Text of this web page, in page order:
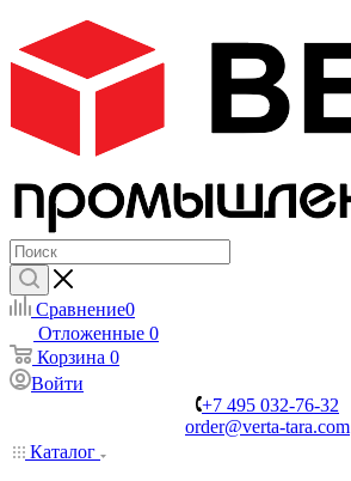
Сравнение0
Отложенные 0
Корзина 0
Войти
+7 495 032-76-32
order@verta-tara.com
Каталог